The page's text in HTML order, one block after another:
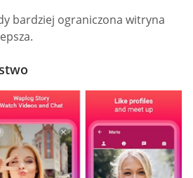
bardziej ograniczona witryna